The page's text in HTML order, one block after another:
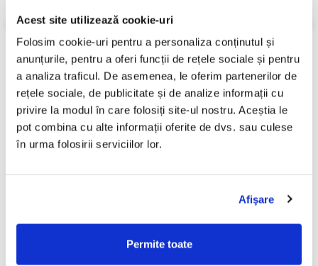
Acest site utilizează cookie-uri
Folosim cookie-uri pentru a personaliza conținutul și
anunțurile, pentru a oferi funcții de rețele sociale și pentru
a analiza traficul. De asemenea, le oferim partenerilor de
rețele sociale, de publicitate și de analize informații cu
privire la modul în care folosiți site-ul nostru. Aceștia le
pot combina cu alte informații oferite de dvs. sau culese
în urma folosirii serviciilor lor.
Afişare
Permite toate
14. Louie Louie
15. Blue Moon
16. Speedy Gonzales
17. Island In The Sun
18. Buona Sera
19. Silhouettes
20. Valley Of Tears
21. Wake Up Little Suzy
22. Matchbox
23. Ma He's Making Eyes At Me
VEZI MAI MULT
Stil:Rock ; Rock & Roll
Stare Disc:Mint (M)
Stare Coperta:Mint (M)
Informatii conformitate produs
Review-uri(0)
PRODUSE ALTERNATIVE